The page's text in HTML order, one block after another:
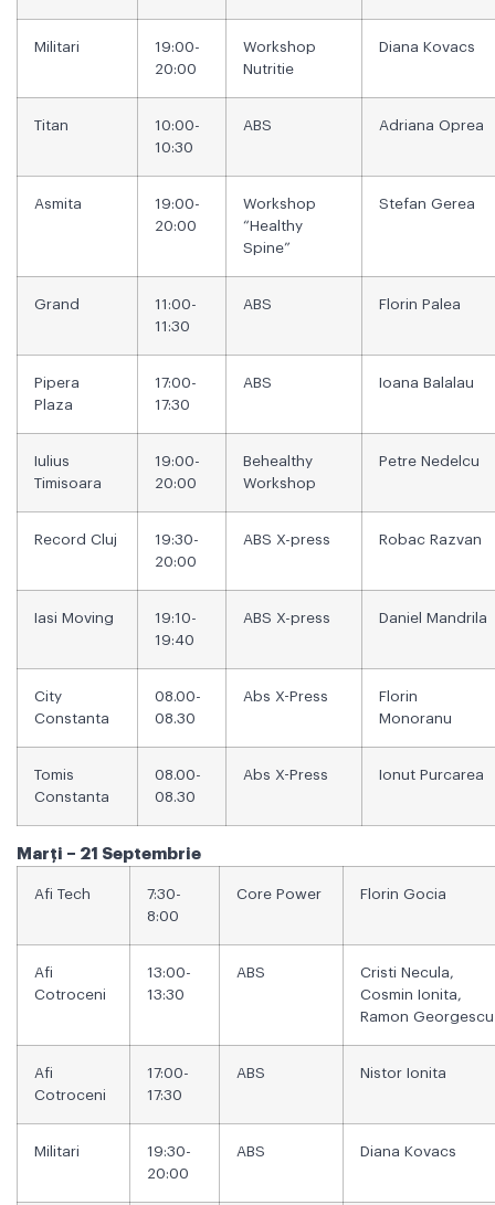
Militari
19:00-
20:00
Workshop
Nutritie
Diana Kovacs
Titan
10:00-
10:30
ABS Adriana Oprea
Asmita
19:00-
20:00
Workshop
“Healthy
Spine”
Stefan Gerea
Grand
11:00-
11:30
ABS Florin Palea
Pipera
Plaza
17:00-
17:30
ABS Ioana Balalau
Iulius
Timisoara
19:00-
20:00
Behealthy
Workshop
Petre Nedelcu
Record Cluj
19:30-
20:00
ABS X-press Robac Razvan
Iasi Moving
19:10-
19:40
ABS X-press Daniel Mandrila
City
Constanta
08.00-
08.30
Abs X-Press
Florin
Monoranu
Tomis
Constanta
08.00-
08.30
Abs X-Press Ionut Purcarea
Marți – 21 Septembrie
Afi Tech
7:30-
8:00
Core Power Florin Gocia
Afi
Cotroceni
13:00-
13:30
ABS
Cristi Necula,
Cosmin Ionita,
Ramon Georgescu
Afi
Cotroceni
17:00-
17:30
ABS Nistor Ionita
Militari
19:30-
20:00
ABS Diana Kovacs